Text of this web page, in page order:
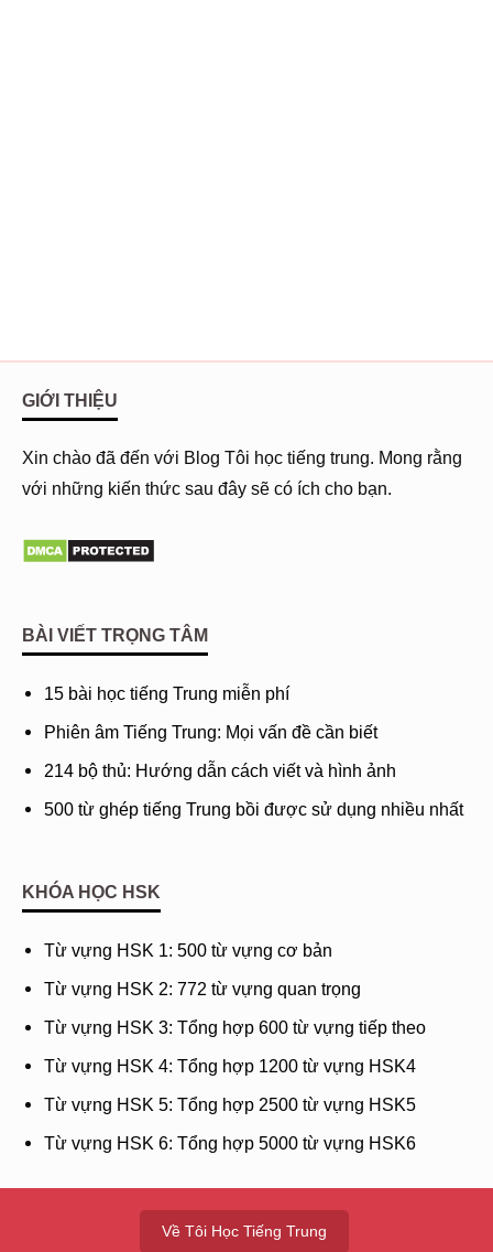
GIỚI THIỆU
Xin chào đã đến với Blog Tôi học tiếng trung. Mong rằng
với những kiến thức sau đây sẽ có ích cho bạn.
BÀI VIẾT TRỌNG TÂM
15 bài học tiếng Trung miễn phí
Phiên âm Tiếng Trung: Mọi vấn đề cần biết
214 bộ thủ: Hướng dẫn cách viết và hình ảnh
500 từ ghép tiếng Trung bồi được sử dụng nhiều nhất
KHÓA HỌC HSK
Từ vựng HSK 1: 500 từ vựng cơ bản
Từ vựng HSK 2: 772 từ vựng quan trọng
Từ vựng HSK 3: Tổng hợp 600 từ vựng tiếp theo
Từ vựng HSK 4: Tổng hợp 1200 từ vựng HSK4
Từ vựng HSK 5: Tổng hợp 2500 từ vựng HSK5
Từ vựng HSK 6: Tổng hợp 5000 từ vựng HSK6
Về Tôi Học Tiếng Trung